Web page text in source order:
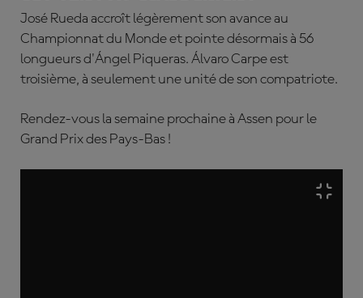
José Rueda accroît légèrement son avance au
Championnat du Monde et pointe désormais à 56
longueurs d'Ángel Piqueras. Álvaro Carpe est
troisième, à seulement une unité de son compatriote.
Rendez-vous la semaine prochaine à Assen pour le
Grand Prix des Pays-Bas !